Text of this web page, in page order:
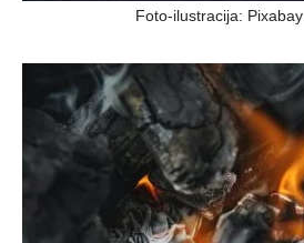
Foto-ilustracija: Pixabay